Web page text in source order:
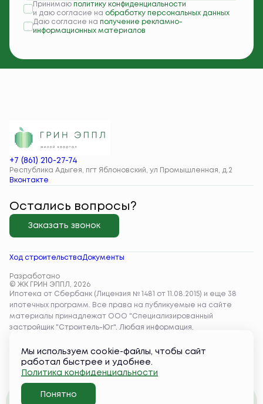
Принимаю политику конфиденциальности
и даю согласие на обработку персональных данных
Даю согласие на получение рекламно-
информационных материалов
+7 (861) 210-27-74
Республика Адыгея, пгт Яблоновский, ул Промышленная, д.2
Вконтакте
Ход строительстваДокументы
Разработано
© ЖК ГРИН ЭППЛ, 2026
Остались вопросы?
Заказать звонок
Забронировать
Мы используем cookie-файлы, чтобы сайт
работал быстрее и удобнее.
Политика конфиденциальности
Понятно